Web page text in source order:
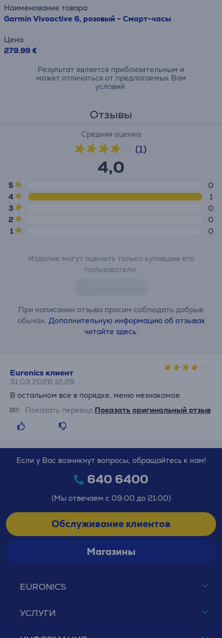
Наименование товара
Garmin Vivoactive 6, розовый - Смарт-часы
Цена
279.99 €
Результат является приблизительным и
может отличаться от предлагаемых Вам
условий.
Отзывы
Средняя оценка
(1)
4,0
5
0
4
1
3
0
2
0
1
0
Изделие могут оценить только купившие его
пользователи.
При написании отзыва просим соблюдать добрые
обычаи. Дополнительную информацию об отзывах
читайте здесь.
Euronics клиент
31.03.2026 12:28
В остальном все в порядке, меню незнакомое.
Показать перевод Показать оригинальный отзыв
EURONICS
УСЛУГИ
Если у Вас возникнут вопросы, обращайтесь к нам!
640 6400
(Мы отвечаем с 09:00 до 21:00)
Обслуживание клиентов
Магазины